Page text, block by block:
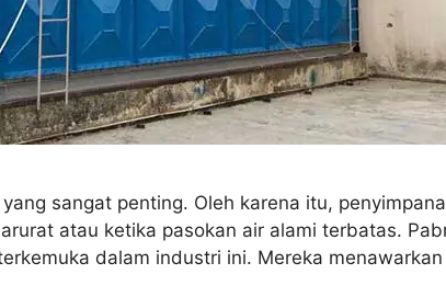
sangat penting. Oleh karena itu,
atau ketika pasokan air alami terbatas.
dalam industri ini. Mereka